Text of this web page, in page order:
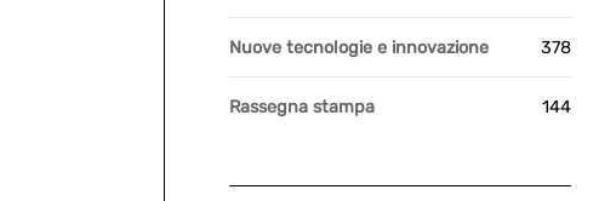
Nuove tecnologie e innovazione 378
Rassegna stampa 144